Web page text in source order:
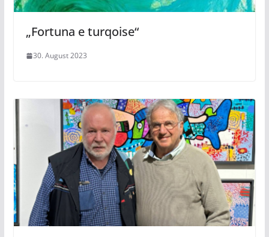
„Fortuna e turqoise“
30. August 2023